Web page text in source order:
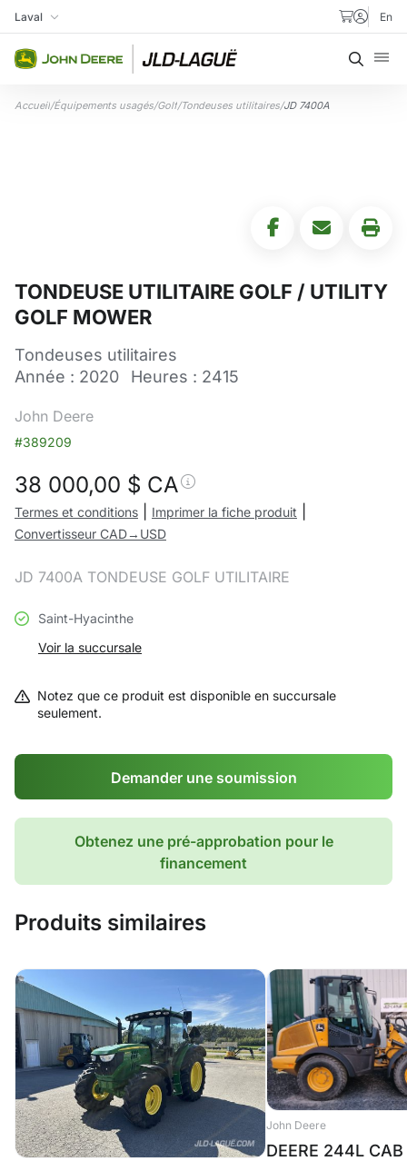
Aller au contenu
Ma succursale
Laval En
Accueil/Équipements usagés/Golf/Tondeuses utilitaires/JD 7400A
TONDEUSE UTILITAIRE GOLF / UTILITY
GOLF MOWER
Tondeuses utilitaires
Année : 2020
Heures : 2415
John Deere
#389209
38 000,00 $ CA
Termes et conditions Imprimer la fiche produit
Convertisseur CAD→USD
JD 7400A TONDEUSE GOLF UTILITAIRE
Saint-Hyacinthe
Voir la succursale
Notez que ce produit est disponible en succursale
seulement.
Demander une soumission
Obtenez une pré-approbation pour le
financement
Produits similaires
John Deere
DEERE 244L CAB